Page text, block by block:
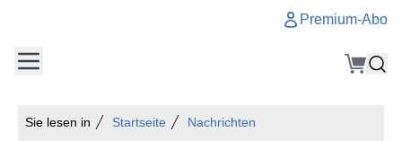
Premium-Abo
Sie lesen in Startseite Nachrichten